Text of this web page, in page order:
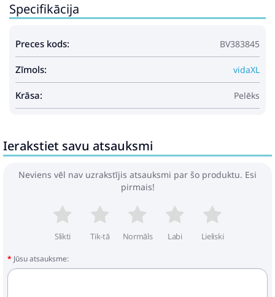
Specifikācija
Preces kods: BV383845
Zīmols: vidaXL
Krāsa: Pelēks
Ierakstiet savu atsauksmi
Neviens vēl nav uzrakstījis atsauksmi par šo produktu. Esi
pirmais!
Slikti Tik-tā Normāls Labi Lieliski
Jūsu atsauksme: